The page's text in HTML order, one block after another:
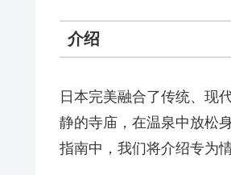
介绍
日本完美融合了传统、现
静的寺庙，在温泉中放松
指南中，我们将介绍专为